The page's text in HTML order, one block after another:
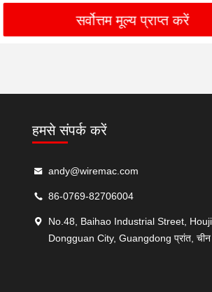
सर्वोत्तम मूल्य प्राप्त करें
हमसे संपर्क करें
andy@wiremac.com
86-0769-82706004
No.48, Baihao Industrial Street,
Dongguan City, Guangdong प्रांत, चीन